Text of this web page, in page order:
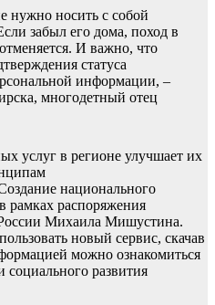
нужно носить с собой
забыл его дома, поход в
И важно, что
статуса
информации, –
многодетный отец
услуг в регионе улучшает их
национального
рамках распоряжения
России Михаила Мишустина.
новый сервис, скачав
можно ознакомиться
социального развития